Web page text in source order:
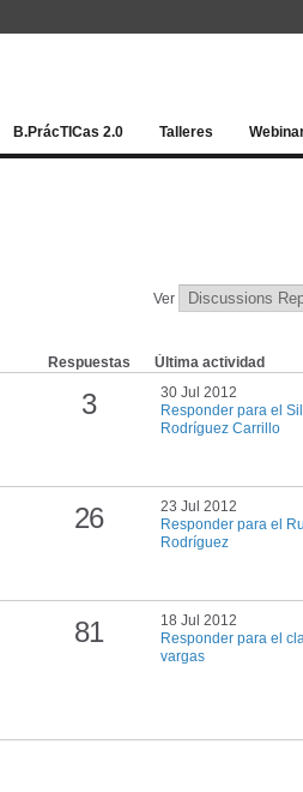
B.PrácTICas 2.0 Talleres
Ver
Respuestas Última actividad
3
30 Jul 2012
Responder para el
Rodríguez Carrillo
26
23 Jul 2012
Responder para el
Rodríguez
81
18 Jul 2012
Responder para el
vargas